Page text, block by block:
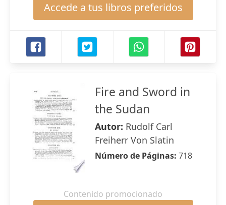
Accede a tus libros preferidos
Fire and Sword in
the Sudan
Autor: Rudolf Carl
Freiherr Von Slatin
Número de Páginas: 718
Contenido promocionado